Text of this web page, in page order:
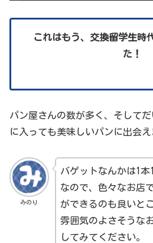
これはもう、交換留学生時
た！
パン屋さんの数が多く、そして
に入っても美味しいパンに出会え
みのり
バゲットなんかは1本
なので、色々なお店
ができるのも良いと
雰囲気のよさそうな
してみてください。